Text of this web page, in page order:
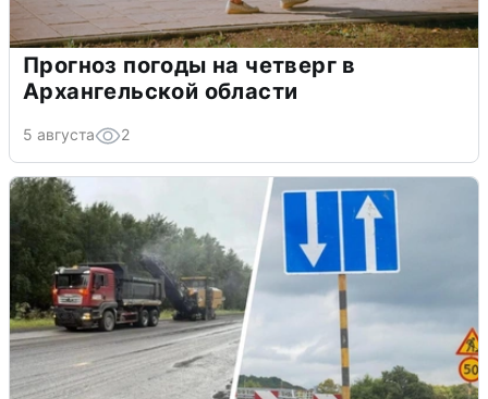
Прогноз погоды на четверг в
Архангельской области
5 августа 2